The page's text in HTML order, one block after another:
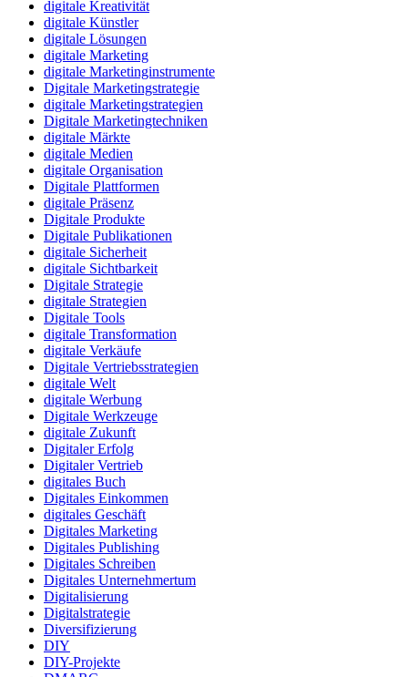
digitale Kreativität
digitale Künstler
digitale Lösungen
digitale Marketing
digitale Marketinginstrumente
Digitale Marketingstrategie
digitale Marketingstrategien
Digitale Marketingtechniken
digitale Märkte
digitale Medien
digitale Organisation
Digitale Plattformen
digitale Präsenz
Digitale Produkte
Digitale Publikationen
digitale Sicherheit
digitale Sichtbarkeit
Digitale Strategie
digitale Strategien
Digitale Tools
digitale Transformation
digitale Verkäufe
Digitale Vertriebsstrategien
digitale Welt
digitale Werbung
Digitale Werkzeuge
digitale Zukunft
Digitaler Erfolg
Digitaler Vertrieb
digitales Buch
Digitales Einkommen
digitales Geschäft
Digitales Marketing
Digitales Publishing
Digitales Schreiben
Digitales Unternehmertum
Digitalisierung
Digitalstrategie
Diversifizierung
DIY
DIY-Projekte